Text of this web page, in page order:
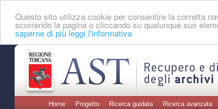
Questo sito utilizza cookie per consentire la corretta
scorrendo la pagina o cliccando su qualunque suo
saperne di più leggi l'informativa
Home Progetto Ricerca guidata Ricerca avanzata